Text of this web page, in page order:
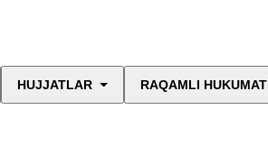
HUJJATLAR RAQAMLI HUKUMAT